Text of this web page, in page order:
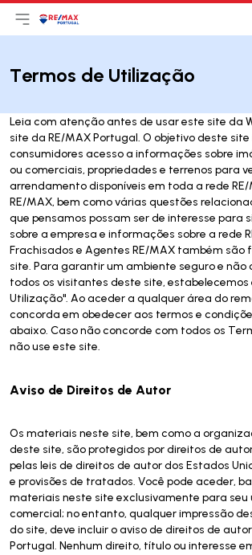
Abri menu principal
LogoIr para página inicial
Termos de Utilização
Leia com atenção antes de usar este site da
site da RE/MAX Portugal. O objetivo deste
consumidores acesso a informações sobre
ou comerciais, propriedades e terrenos para
arrendamento disponíveis em toda a rede
RE/MAX, bem como várias questões
que pensamos possam ser de interesse para
sobre a empresa e informações sobre a rede
Frachisados e Agentes RE/MAX também são
site. Para garantir um ambiente seguro e não
todos os visitantes deste site, estabelecemos
Utilização". Ao aceder a qualquer área do
concorda em obedecer aos termos e
abaixo. Caso não concorde com todos os
não use este site.
Aviso de Direitos de Autor
Os materiais neste site, bem como a
deste site, são protegidos por direitos de
pelas leis de direitos de autor dos Estados
e provisões de tratados. Você pode aceder,
materiais neste site exclusivamente para seu
comercial; no entanto, qualquer impressão
do site, deve incluir o aviso de direitos de
Portugal. Nenhum direito, título ou interesse